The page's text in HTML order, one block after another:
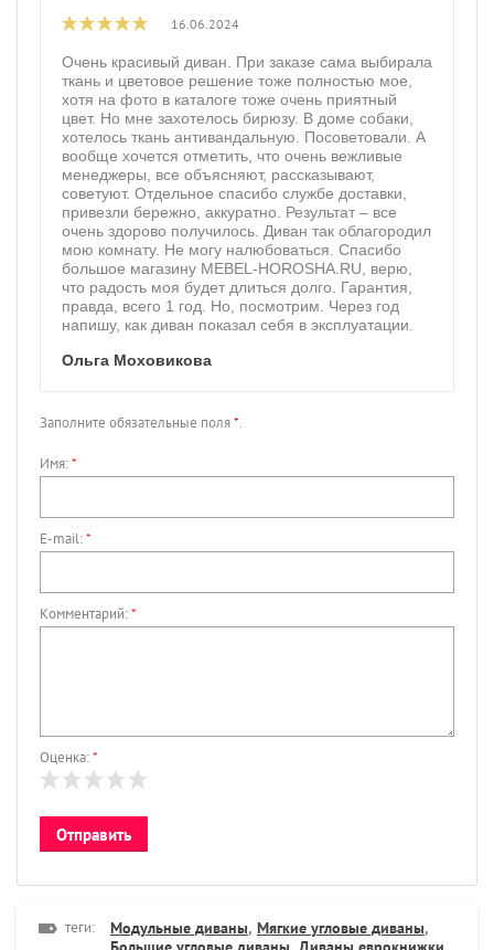
16.06.2024
Очень красивый диван. При заказе сама выбирала
ткань и цветовое решение тоже полностью мое,
хотя на фото в каталоге тоже очень приятный
цвет. Но мне захотелось бирюзу. В доме собаки,
хотелось ткань антивандальную. Посоветовали. А
вообще хочется отметить, что очень вежливые
менеджеры, все объясняют, рассказывают,
советуют. Отдельное спасибо службе доставки,
привезли бережно, аккуратно. Результат – все
очень здорово получилось. Диван так облагородил
мою комнату. Не могу налюбоваться. Спасибо
большое магазину MEBEL-HOROSHA.RU, верю,
что радость моя будет длиться долго. Гарантия,
правда, всего 1 год. Но, посмотрим. Через год
напишу, как диван показал себя в эксплуатации.
Ольга Моховикова
Заполните обязательные поля*.
Имя:*
E-mail:*
Комментарий:*
Оценка:*
теги: Модульные диваны, Мягкие угловые диваны,